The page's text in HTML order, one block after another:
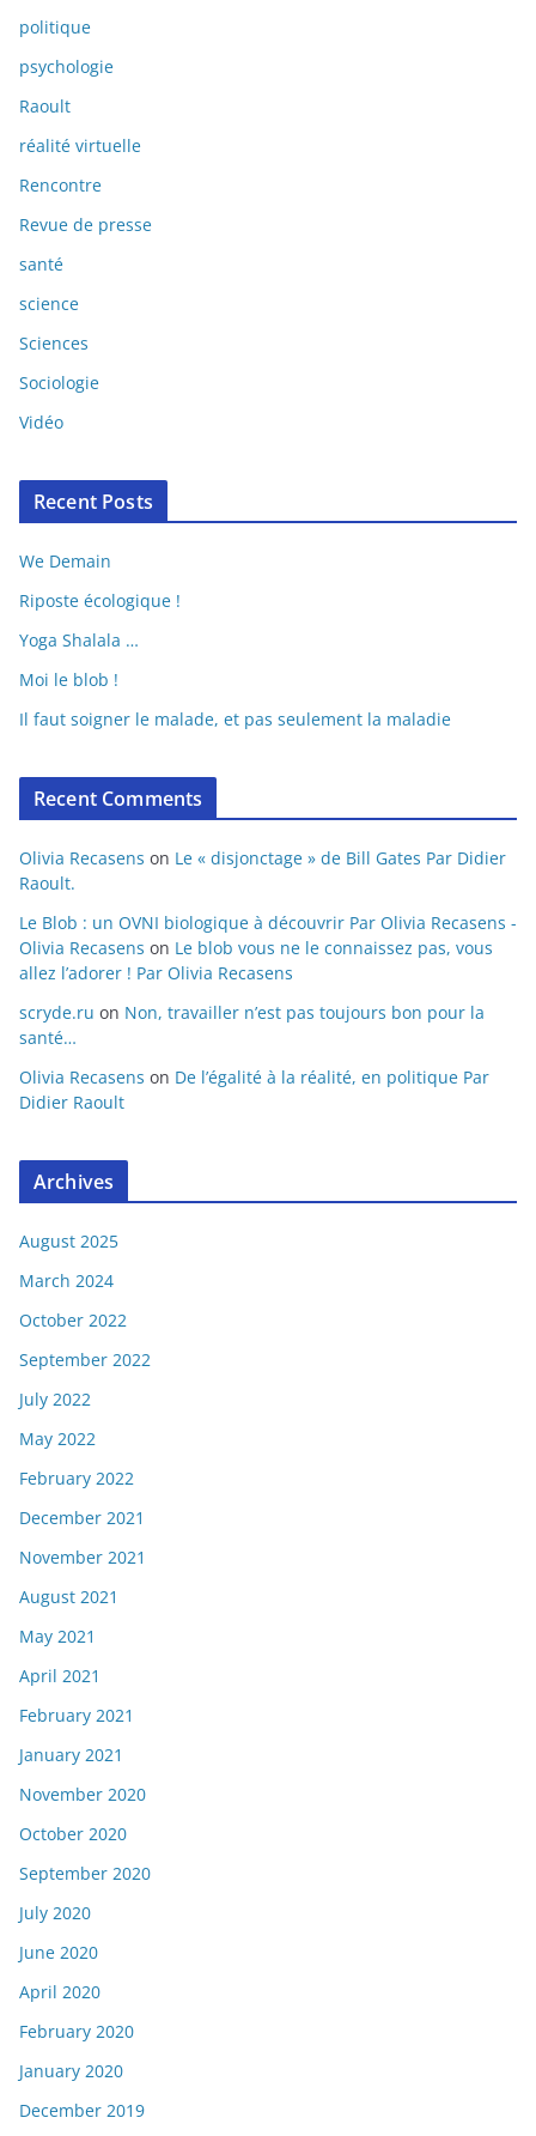
politique
psychologie
Raoult
réalité virtuelle
Rencontre
Revue de presse
santé
science
Sciences
Sociologie
Vidéo
Recent Posts
We Demain
Riposte écologique !
Yoga Shalala …
Moi le blob !
Il faut soigner le malade, et pas seulement la maladie
Recent Comments
Olivia Recasens on Le « disjonctage » de Bill Gates Par Didier
Raoult.
Le Blob : un OVNI biologique à découvrir Par Olivia Recasens -
Olivia Recasens on Le blob vous ne le connaissez pas, vous
allez l’adorer ! Par Olivia Recasens
scryde.ru on Non, travailler n’est pas toujours bon pour la
santé…
Olivia Recasens on De l’égalité à la réalité, en politique Par
Didier Raoult
Archives
August 2025
March 2024
October 2022
September 2022
July 2022
May 2022
February 2022
December 2021
November 2021
August 2021
May 2021
April 2021
February 2021
January 2021
November 2020
October 2020
September 2020
July 2020
June 2020
April 2020
February 2020
January 2020
December 2019